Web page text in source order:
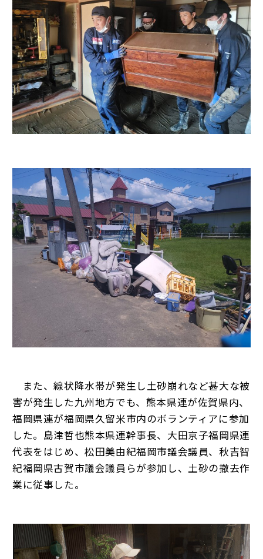
また、線状降水帯が発生し土砂崩れなど甚大な被
害が発生した九州地方でも、熊本県連が佐賀県内、
福岡県連が福岡県久留米市内のボランティアに参加
した。島津哲也熊本県連幹事長、大田京子福岡県連
代表をはじめ、松田美由紀福岡市議会議員、秋吉智
紀福岡県古賀市議会議員らが参加し、土砂の撤去作
業に従事した。